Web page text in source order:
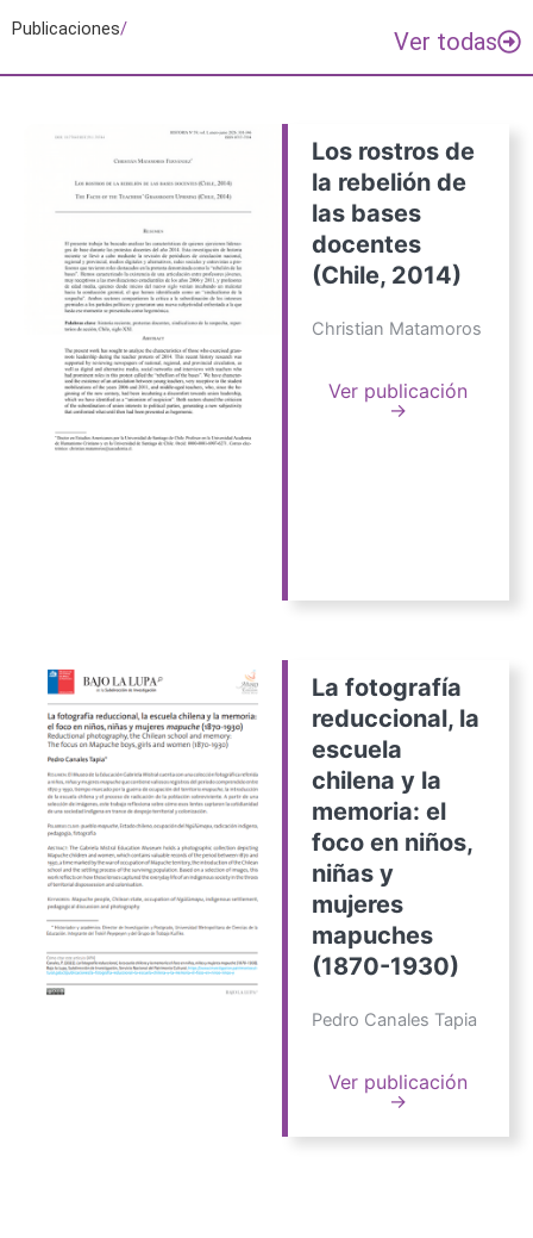
Publicaciones/ Ver todas
Los rostros de
la rebelión de
las bases
docentes
(Chile, 2014)
Christian Matamoros
Ver publicación
→
La fotografía
reduccional, la
escuela
chilena y la
memoria: el
foco en niños,
niñas y
mujeres
mapuches
(1870-1930)
Pedro Canales Tapia
Ver publicación
→